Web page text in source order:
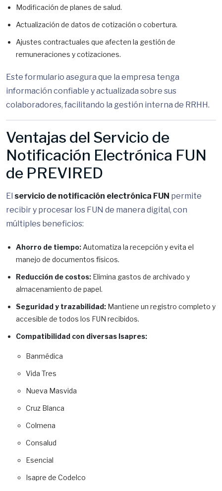
Modificación de planes de salud.
Actualización de datos de cotización o cobertura.
Ajustes contractuales que afecten la gestión de
remuneraciones y cotizaciones.
Este formulario asegura que la empresa tenga
información confiable y actualizada sobre sus
colaboradores, facilitando la gestión interna de RRHH.
Ventajas del Servicio de
Notificación Electrónica FUN
de PREVIRED
El servicio de notificación electrónica FUN permite
recibir y procesar los FUN de manera digital, con
múltiples beneficios:
Ahorro de tiempo: Automatiza la recepción y evita el
manejo de documentos físicos.
Reducción de costos: Elimina gastos de archivado y
almacenamiento de papel.
Seguridad y trazabilidad: Mantiene un registro completo y
accesible de todos los FUN recibidos.
Compatibilidad con diversas Isapres:
Banmédica
Vida Tres
Nueva Masvida
Cruz Blanca
Colmena
Consalud
Esencial
Isapre de Codelco